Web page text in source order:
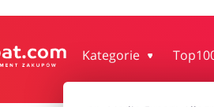
Kategorie